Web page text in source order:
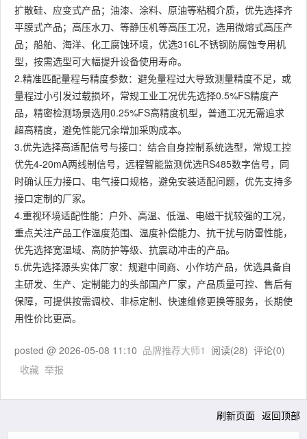
扩散硅、应变式产品；油漆、涂料、原油等粘稠介质，优先选择齐
平膜式产品；高压水刀、等静压机等高压工况，选用微熔式高压产
品；船舶、海洋、化工腐蚀环境，优选316L不锈钢防腐蚀专用机
型，按需选型可大幅提升设备使用寿命。
2.精准匹配量程与精度参数：避免量程过大导致测量精度不足，或
量程过小引发过载损坏，常规工业工况优先选择0.5%FS精度产
品，精密检测场景选用0.25%FS高精度机型，普通工况无需追求
超高精度，避免性能冗余增加采购成本。
3.优先选择高适配信号与接口：结合自身控制系统选型，常规工控
优先4-20mA两线制信号，远程智能监测优选RS485数字信号，同
时确认压力接口、电气接口规格，避免安装适配问题，优先支持多
接口定制的厂家。
4.重视环境适配性能：户外、高温、低温、电磁干扰较强的工况，
重点关注产品工作温度范围、温度补偿能力、抗干扰与防雷性能，
优先选择宽温域、高防护等级、抗震动冲击的产品。
5.优先选择源头实体厂家：规避中间商、小作坊产品，优选具备自
主研发、生产、定制能力的头部国产厂家，产品质量可控、售后有
保障，可提供按需调校、非标定制、快速维修更换等服务，长期使
用性价比更高。
posted @ 2026-05-08 11:10 品牌推荐大师1 阅读(28) 评论(0)
收藏 举报
刷新页面 返回顶部